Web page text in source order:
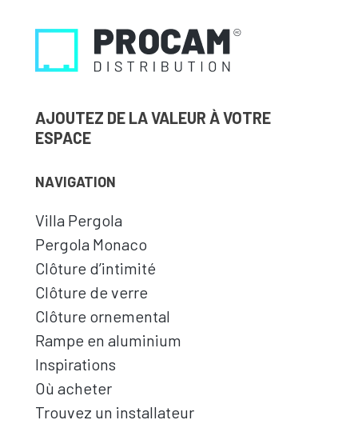
AJOUTEZ DE LA VALEUR À VOTRE
ESPACE
NAVIGATION
Villa Pergola
Pergola Monaco
Clôture d’intimité
Clôture de verre
Clôture ornemental
Rampe en aluminium
Inspirations
Où acheter
Trouvez un installateur